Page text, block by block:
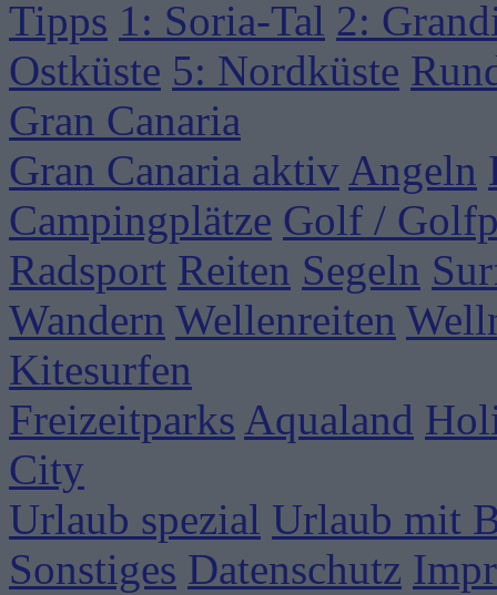
Tipps 1: Soria-Tal 2:
Ostküste 5: Nordküste
Gran Canaria
Gran Canaria aktiv Angeln
Campingplätze Golf /
Radsport Reiten Segeln
Wandern Wellenreiten
Kitesurfen
Freizeitparks Aqualand
City
Urlaub spezial Urlaub mit
Sonstiges Datenschutz